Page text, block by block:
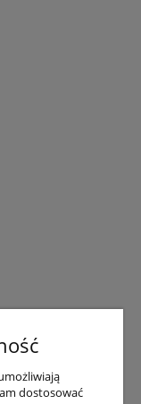
dostosować